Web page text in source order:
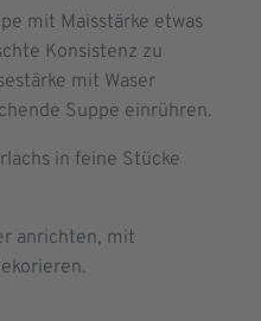
mit Maisstärke etwas
Konsistenz zu
mit Waser
Suppe einrühren.
in feine Stücke
anrichten, mit